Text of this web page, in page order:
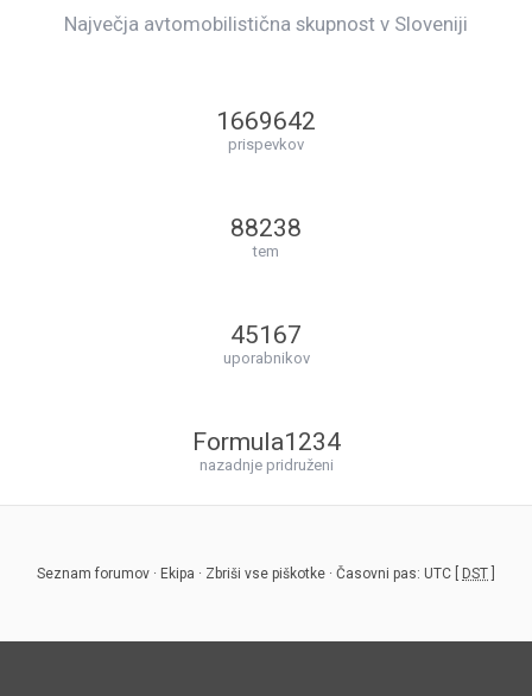
Največja avtomobilistična skupnost v Sloveniji
1669642
prispevkov
88238
tem
45167
uporabnikov
Formula1234
nazadnje pridruženi
Seznam forumov · Ekipa · Zbriši vse piškotke · Časovni pas: UTC [ DST